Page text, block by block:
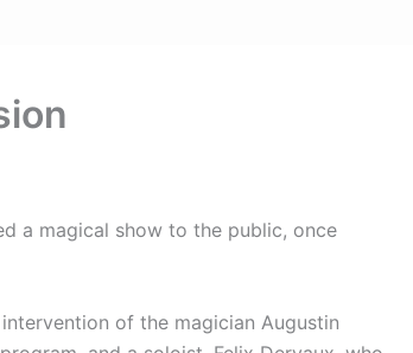
a magical show to the public, once
of the magician Augustin